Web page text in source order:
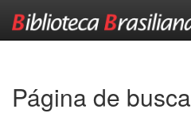
Página de busca